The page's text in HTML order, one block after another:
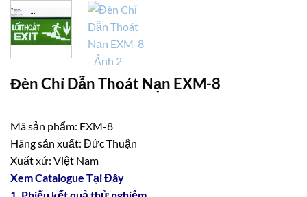
Đèn Chỉ Dẫn Thoát Nạn EXM-8
Mã sản phẩm: EXM-8
Hãng sản xuất: Đức Thuận
Xuất xứ: Việt Nam
Xem Catalogue Tại Đây